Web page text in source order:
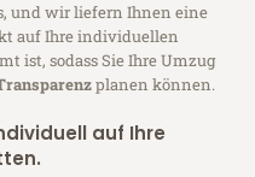
und wir liefern Ihnen eine
auf Ihre individuellen
ist, sodass Sie Ihre Umzug
planen können.
auf Ihre